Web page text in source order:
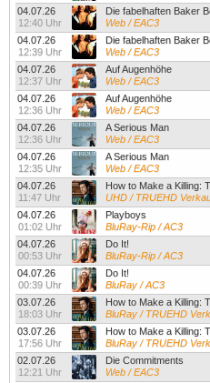
04.07.26
12:40 Uhr
Die fabelhaften Baker
Web / EAC3
04.07.26
12:39 Uhr
Die fabelhaften Baker
Web / EAC3
04.07.26
12:37 Uhr
Auf Augenhöhe
Web / EAC3
04.07.26
12:36 Uhr
Auf Augenhöhe
Web / EAC3
04.07.26
12:36 Uhr
A Serious Man
Web / EAC3
04.07.26
12:35 Uhr
A Serious Man
Web / EAC3
04.07.26
11:47 Uhr
How to Make a Killing:
UHD / TRUEHD
04.07.26
01:02 Uhr
Playboys
BluRay-Rip / AC3
04.07.26
00:53 Uhr
Do It!
BluRay-Rip / AC3
04.07.26
00:39 Uhr
Do It!
BluRay / AC3
03.07.26
18:03 Uhr
How to Make a Killing:
BluRay / TRUEHD
03.07.26
17:56 Uhr
How to Make a Killing:
BluRay / TRUEHD
02.07.26
12:21 Uhr
Die Commitments
Web / EAC3